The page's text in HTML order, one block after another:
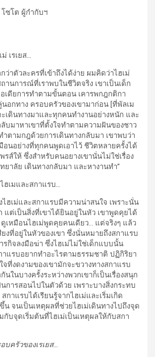
โซโต ผู้กำกับฯ
เรเยส…
ว่าตัวละครที่เข้าถึงได้ง่าย ผมคิดว่าไฮเม่
านการณ์ที่เราพบในชีวิตจริง เขาเป็นเด็ก
เดียการทำตามขั้นตอน เคารพกฎกติกา
อกทาง ครอบครัวของเขามาก่อน [ที่พัลเม
เดินทางมาและทุกคนทำงานอย่างหนัก และ
บมาหาเขาที่ตั้งใจทำตามความฝันของชาว
ำตามกฎด้วยการเดินทางกลับมา เขาพบว่า
อนอย่างที่ทุกคนพูดเอาไว้ ชีวิตหลายครั้งได้
รส์ให้ ซึ่งสำหรับคนอยางเขานั่นไม่ใช่เรื่อง
ทยาลัย เดินทางกลับมา และหางานทำ”
ฮเมและสกาแรบ…
ไฮเม่และสกาแรบมีความน่าสนใจ เพราะนั่น
แต่เป็นสิ่งที่เขาได้ยินอยู่ในหัว เขาพูดคุยได้
ดูเหมือนไฮเม่พูดคุยคนเดียว… แต่จริงๆ แล้ว
ยงที่อยู่ในหัวของเขา ซึ่งนั่นหมายถึงสกาแรบ
กิจลงมือฆ่า ซึ่งไฮเม่ไม่ใช่เด็กแบบนั้น
แรบอยากทำอะไรตามธรรมชาติ ปฏิกิริยา
จที่งดงามของเขามักจะขวางทางสกาแรบ
นในบางครั้งระหว่างพวกเขาก็เป็นเรื่องสนุก
การสอนไปในตัวด้วย เพราะบางสิ่งกระทบ
กาแรบได้เรียนรู้จากไฮเม่และเริ่มเกิด
น จนเป็นเหตุผลที่ช่วยไฮเม่เดินทางไปถึงจุด
บจุดเริ่มต้นที่ไฮเม่เป็นเหตุผลให้กับสกา
บครัวของเรเยส…